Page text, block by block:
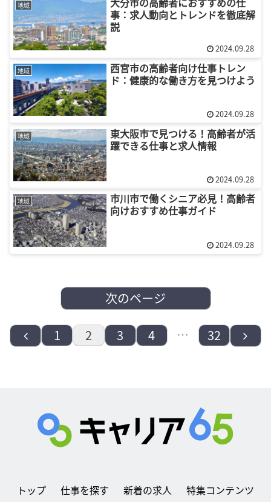
地域
事：求人動向とトレンドを徹底解
説
2024.09.28
地域
西宮市の高齢者向け仕事トレン
ド：健康的な働き方を見つけよう
2024.09.28
地域
東大阪市で見つける！高齢者が活
躍できる仕事と求人情報
2024.09.28
地域
市川市で働くシニア必見！高齢者
向けおすすめ仕事ガイド
2024.09.28
次のページ
前
1 2 3 4 … 32
次
トップ 仕事を探す 新着の求人 特集コンテンツ